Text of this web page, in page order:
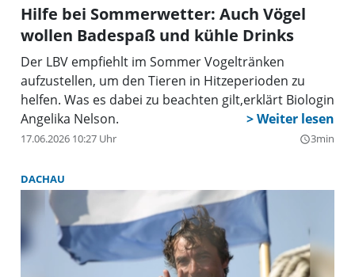
Hilfe bei Sommerwetter: Auch Vögel
wollen Badespaß und kühle Drinks
Der LBV empfiehlt im Sommer Vogeltränken
aufzustellen, um den Tieren in Hitzeperioden zu
helfen. Was es dabei zu beachten gilt,erklärt Biologin
Angelika Nelson.
17.06.2026 10:27 Uhr query_builder3min
DACHAU